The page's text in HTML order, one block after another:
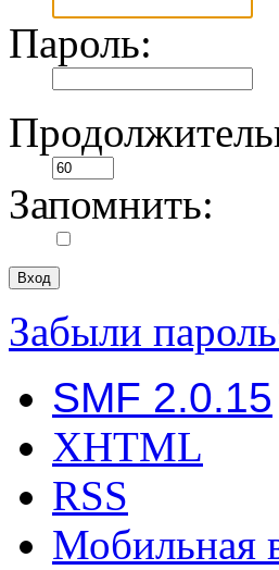
Пароль:
Запомнить:
Забыли
SMF 2.0.15
XHTML
RSS
Мобильная